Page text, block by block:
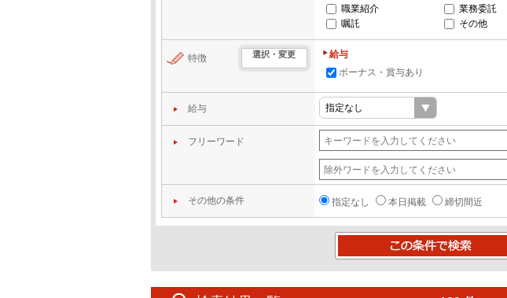
職業紹介
業務委託
嘱託
その他
特徴 選択・変更
給与
ボーナス・賞与あり
給与
フリーワード
その他の条件 指定なし 本日掲載 締切間近